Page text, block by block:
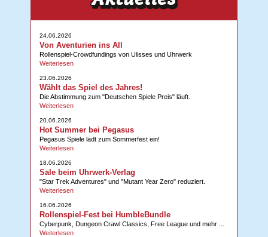
24.06.2026
Von Aventurien ins All
Rollenspiel-Crowdfundings von Ulisses und Uhrwerk
Weiterlesen
23.06.2026
Wählt das Spiel des Jahres!
Die Abstimmung zum "Deutschen Spiele Preis" läuft.
Weiterlesen
20.06.2026
Hot Summer bei Pegasus
Pegasus Spiele lädt zum Sommerfest ein!
Weiterlesen
18.06.2026
Sale beim Uhrwerk-Verlag
"Star Trek Adventures" und "Mutant Year Zero" reduziert.
Weiterlesen
16.06.2026
Rollenspiel-Fest bei HumbleBundle
Cyberpunk, Dungeon Crawl Classics, Free League und mehr ...
Weiterlesen